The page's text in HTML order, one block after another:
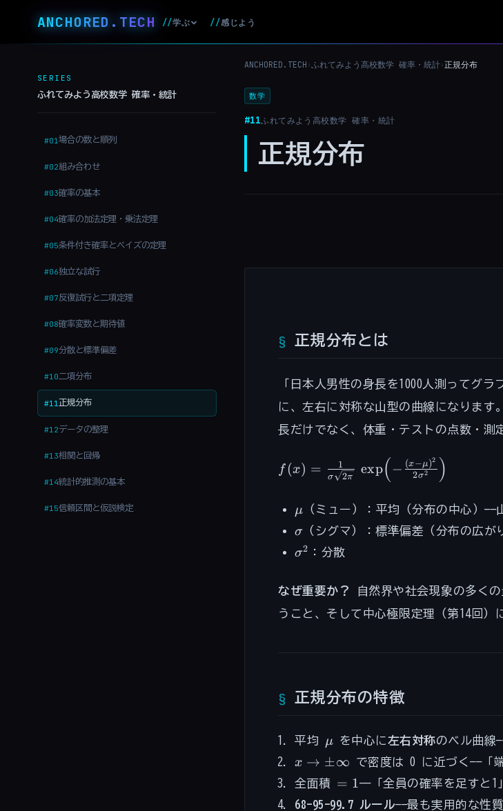
ANCHORED . TECH //学ぶ //感じよう
SERIES
ふれてみよう高校数学 確率・統計
#01場合の数と順列
#02組み合わせ
#03確率の基本
#04確率の加法定理・乗法定理
#05条件付き確率とベイズの定理
#06独立な試行
#07反復試行と二項定理
#08確率変数と期待値
#09分散と標準偏差
#10二項分布
#11 正規分布
#12データの整理
#13相関と回帰
#14統計的推測の基本
#15信頼区間と仮説検定
ANCHORED.TECH ›ふれてみよう高校数学 確率・統計›正規分布
数学
#11ふれてみよう高校数学 確率・統計
正規分布
正規分布とは
「日本人男性の身長を1000人測ってグ
に、左右に対称な山型の曲線になります
長だけでなく、体重・テストの点数・測
f(x) = \frac{1}
{\sigma\sqrt{2\pi}}\,\exp\!\left(-
{2\sigma^2}\right)
f (x) = σ 2π
1 exp(− 2σ2
(x−μ)2 )
\mu
μ （ミュー）：平均（分布の中心）——
\sigma
σ （シグマ）：標準偏差（分布の広が
\sigma^2
σ2 ：分散
なぜ重要か？
自然界や社会現象の多く
うこと、そして中心極限定理（第14回）
正規分布の特徴
平均 \mu
μ を中心に左右対称のベル曲線
x \to
\pm\infty
x → ±∞ で密度は 0 に近づく——「
全面積 =
1
= 1——「全員の確率を足すと1
68-95-99.7 ルール——最も実用的な性質